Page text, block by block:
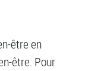
être en
être. Pour